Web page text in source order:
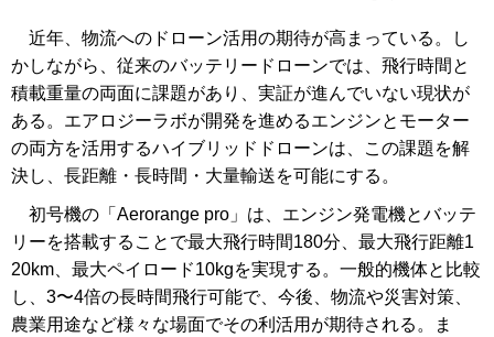
近年、物流へのドローン活用の期待が高まっている。し
かしながら、従来のバッテリードローンでは、飛行時間と
積載重量の両面に課題があり、実証が進んでいない現状が
ある。エアロジーラボが開発を進めるエンジンとモーター
の両方を活用するハイブリッドドローンは、この課題を解
決し、長距離・長時間・大量輸送を可能にする。
初号機の「Aerorange pro」は、エンジン発電機とバッテ
リーを搭載することで最大飛行時間180分、最大飛行距離1
20km、最大ペイロード10kgを実現する。一般的機体と比較
し、3〜4倍の長時間飛行可能で、今後、物流や災害対策、
農業用途など様々な場面でその利活用が期待される。ま